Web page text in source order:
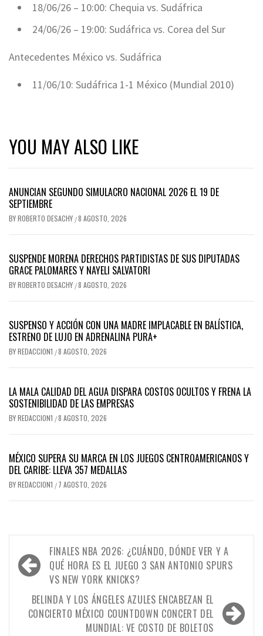
18/06/26 – 10:00: Chequia vs. Sudáfrica
24/06/26 – 19:00: Sudáfrica vs. Corea del Sur
Antecedentes México vs. Sudáfrica
11/06/10: Sudáfrica 1-1 México (Mundial 2010)
YOU MAY ALSO LIKE
ANUNCIAN SEGUNDO SIMULACRO NACIONAL 2026 EL 19 DE
SEPTIEMBRE
BYROBERTO DESACHY /8 AGOSTO, 2026
SUSPENDE MORENA DERECHOS PARTIDISTAS DE SUS DIPUTADAS
GRACE PALOMARES Y NAYELI SALVATORI
BYROBERTO DESACHY /8 AGOSTO, 2026
SUSPENSO Y ACCIÓN CON UNA MADRE IMPLACABLE EN BALÍSTICA,
ESTRENO DE LUJO EN ADRENALINA PURA+
BYREDACCION1 /8 AGOSTO, 2026
LA MALA CALIDAD DEL AGUA DISPARA COSTOS OCULTOS Y FRENA LA
SOSTENIBILIDAD DE LAS EMPRESAS
BYREDACCION1 /8 AGOSTO, 2026
MÉXICO SUPERA SU MARCA EN LOS JUEGOS CENTROAMERICANOS Y
DEL CARIBE: LLEVA 357 MEDALLAS
BYREDACCION1 / 7 AGOSTO, 2026
Navegación
de
entradas
FINALES NBA 2026: ¿CUÁNDO, DÓNDE VER Y A
QUÉ HORA ES EL JUEGO 3 SAN ANTONIO SPURS
VS NEW YORK KNICKS?
BELINDA Y LOS ÁNGELES AZULES ENCABEZAN EL
CONCIERTO MÉXICO COUNTDOWN CONCERT DEL
MUNDIAL: VE COSTO DE BOLETOS